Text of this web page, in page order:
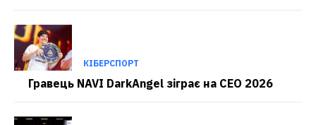
КІБЕРСПОРТ
Гравець NAVI DarkAngel зіграє на CEO 2026